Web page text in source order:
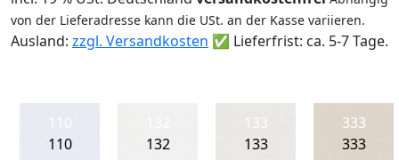
von der Lieferadresse kann die USt. an der Kasse variieren.
Ausland: zzgl. Versandkosten ✅ Lieferfrist: ca. 5-7 Tage.
110
110
132
133
133
333
333